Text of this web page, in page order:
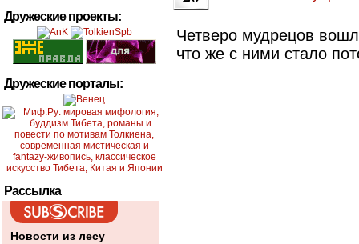
Дружеские проекты:
Дружеские порталы:
Рассылка
Новости из лесу
Четверо мудрецов
что же с ними стало